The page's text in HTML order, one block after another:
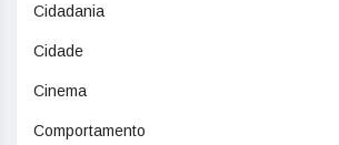
Cidadania
Cidade
Cinema
Comportamento